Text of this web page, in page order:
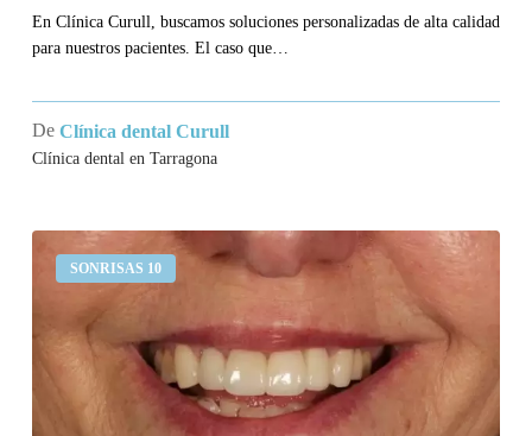
En Clínica Curull, buscamos soluciones personalizadas de alta calidad
para nuestros pacientes. El caso que…
De Clínica dental Curull
Clínica dental en Tarragona
SONRISAS 10
puente
los
incisivos